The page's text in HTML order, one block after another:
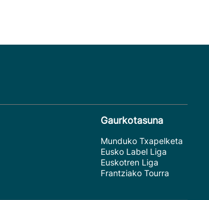
Gaurkotasuna
Munduko Txapelketa
Eusko Label Liga
Euskotren Liga
Frantziako Tourra